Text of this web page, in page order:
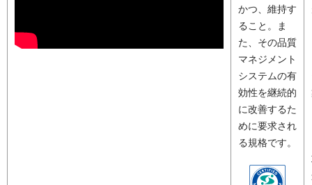
かつ、維持す
ること。ま
た、その品質
マネジメント
システムの有
効性を継続的
に改善するた
めに要求され
る規格です。